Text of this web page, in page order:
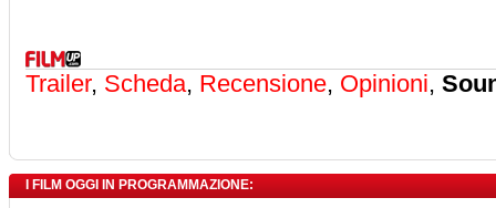
Trailer, Scheda, Recensione, Opinioni,
I FILM OGGI IN PROGRAMMAZIONE: